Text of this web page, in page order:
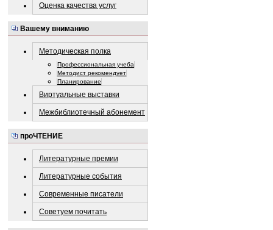
Оценка качества услуг
Вашему вниманию
Методическая полка
Профессиональная учеба
Методист рекомендует
Планирование
Виртуальные выставки
Межбиблиотечный абонемент
проЧТЕНИЕ
Литературные премии
Литературные события
Современные писатели
Советуем почитать